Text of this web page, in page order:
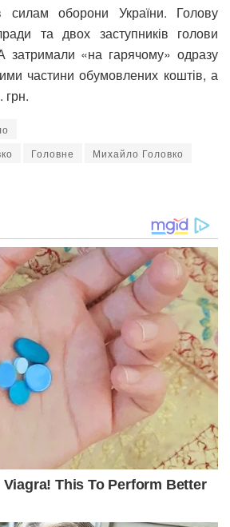
силам оборони України. Голову
та двох заступників голови
затримали «на гарячому» одразу
частини обумовлених коштів, а
грн.
Головне
Михайло Головко